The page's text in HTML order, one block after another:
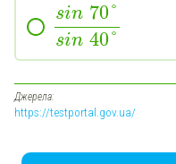
sin 70°
sin 40°
Джерела:
https://testportal.gov.ua/